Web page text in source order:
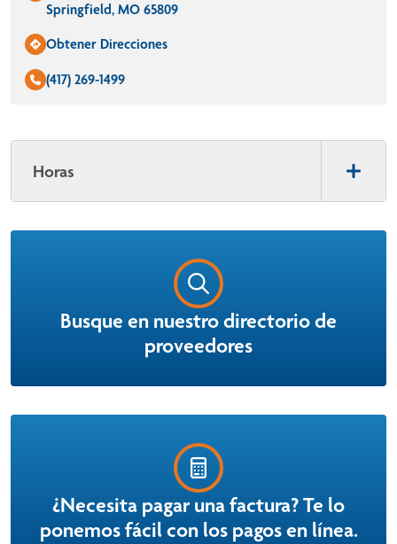
Springfield, MO 65809
Obtener Direcciones
(417) 269-1499
Horas
Busque en nuestro directorio de
proveedores
¿Necesita pagar una factura? Te lo
ponemos fácil con los pagos en línea.